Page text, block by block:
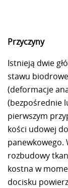
Przyczyny
Istnieją dwie
stawu
(deformacje
(bezpośrednie
pierwszym
kości udowej
panewkowego.
rozbudowy
kostna w
docisku